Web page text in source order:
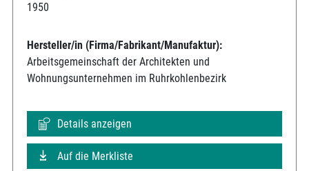
1950
Hersteller/in (Firma/Fabrikant/Manufaktur):
Arbeitsgemeinschaft der Architekten und
Wohnungsunternehmen im Ruhrkohlenbezirk
Details anzeigen
Auf die Merkliste